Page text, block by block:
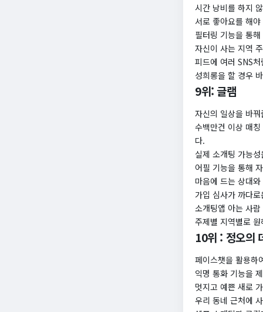
시간 낭비를 하지
서로 좋아요를 해
필터링 기능을 통
자신이 사는 지역
피드에 여러 SNS
성희롱을 할 경우
9위: 글램
자신의 일상을 바
수백만건 이상 매
다.
실제 소개팅 가능
어필 기능을 통해
마음에 드는 상대
가입 심사가 까다
소개팅앱 아는 사
주제별 지역별로
10위 : 정오의
페이스챗을 활용하
익명 통화 기능을
멋지고 예쁜 새로
우리 동네 근처에